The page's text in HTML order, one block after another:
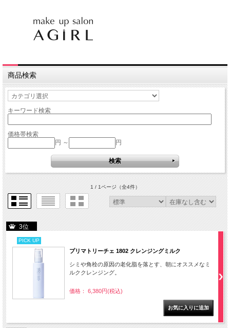
商品検索
キーワード検索
価格帯検索
円 ～
円
1 / 1ページ（全4件）
3位
PICK UP
プリマトリーチェ 1802 クレンジングミルク
シミや角栓の原因の老化脂を落とす、朝にオススメなミ
ルククレンジング。
価格： 6,380円(税込)